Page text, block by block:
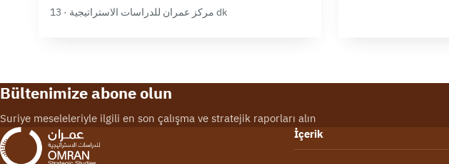
مركز عمران للدراسات الاستراتيجية · 13 dk
Bültenimize abone olun
Suriye meseleleriyle ilgili en son çalışma ve stratejik raporları alın
İçerik